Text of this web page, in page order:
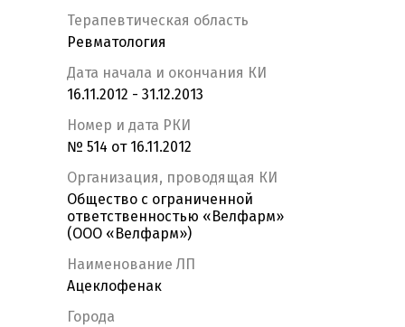
Терапевтическая область
Ревматология
Дата начала и окончания КИ
16.11.2012 - 31.12.2013
Номер и дата РКИ
№ 514 от 16.11.2012
Организация, проводящая КИ
Общество с ограниченной
ответственностью «Велфарм»
(ООО «Велфарм»)
Наименование ЛП
Ацеклофенак
Города